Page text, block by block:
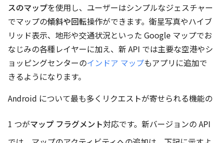
スのマップを使用し、ユーザーはシンプルなジェスチャー
でマップの傾斜や回転操作ができます。衛星写真やハイブ
リッド表示、地形や交通状況といった Google マップでお
なじみの各種レイヤーに加え、新 API では主要な空港やシ
ョッピングセンターのインドア マップもアプリに追加で
きるようになります。
Android について最も多くリクエストが寄せられる機能の
1 つがマップ フラグメント対応です。新バージョンの API